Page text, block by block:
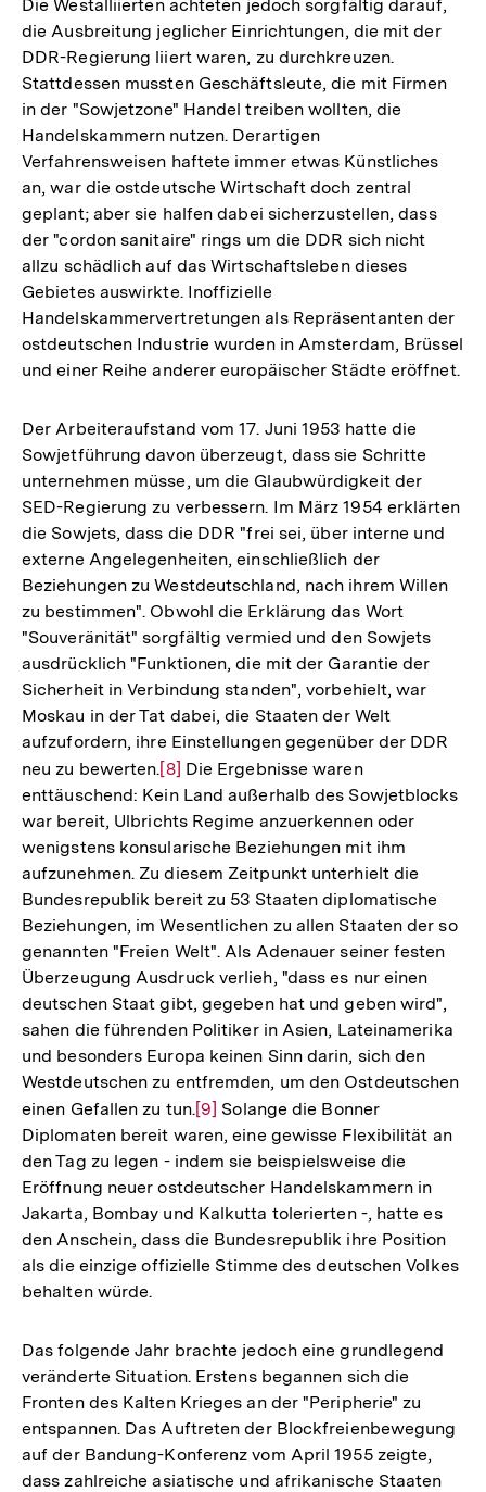
Die Westalliierten achteten jedoch sorgfältig darauf,
die Ausbreitung jeglicher Einrichtungen, die mit der
DDR-Regierung liiert waren, zu durchkreuzen.
Stattdessen mussten Geschäftsleute, die mit Firmen
in der "Sowjetzone" Handel treiben wollten, die
Handelskammern nutzen. Derartigen
Verfahrensweisen haftete immer etwas Künstliches
an, war die ostdeutsche Wirtschaft doch zentral
geplant; aber sie halfen dabei sicherzustellen, dass
der "cordon sanitaire" rings um die DDR sich nicht
allzu schädlich auf das Wirtschaftsleben dieses
Gebietes auswirkte. Inoffizielle
Handelskammervertretungen als Repräsentanten der
ostdeutschen Industrie wurden in Amsterdam, Brüssel
und einer Reihe anderer europäischer Städte eröffnet.
Der Arbeiteraufstand vom 17. Juni 1953 hatte die
Sowjetführung davon überzeugt, dass sie Schritte
unternehmen müsse, um die Glaubwürdigkeit der
SED-Regierung zu verbessern. Im März 1954 erklärten
die Sowjets, dass die DDR "frei sei, über interne und
externe Angelegenheiten, einschließlich der
Beziehungen zu Westdeutschland, nach ihrem Willen
zu bestimmen". Obwohl die Erklärung das Wort
"Souveränität" sorgfältig vermied und den Sowjets
ausdrücklich "Funktionen, die mit der Garantie der
Sicherheit in Verbindung standen", vorbehielt, war
Moskau in der Tat dabei, die Staaten der Welt
aufzufordern, ihre Einstellungen gegenüber der DDR
neu zu bewerten.Zur
Auflösung
der
Fußnote
[8] Die Ergebnisse waren
enttäuschend: Kein Land außerhalb des Sowjetblocks
war bereit, Ulbrichts Regime anzuerkennen oder
wenigstens konsularische Beziehungen mit ihm
aufzunehmen. Zu diesem Zeitpunkt unterhielt die
Bundesrepublik bereit zu 53 Staaten diplomatische
Beziehungen, im Wesentlichen zu allen Staaten der so
genannten "Freien Welt". Als Adenauer seiner festen
Überzeugung Ausdruck verlieh, "dass es nur einen
deutschen Staat gibt, gegeben hat und geben wird",
sahen die führenden Politiker in Asien, Lateinamerika
und besonders Europa keinen Sinn darin, sich den
Westdeutschen zu entfremden, um den Ostdeutschen
einen Gefallen zu tun.Zur
Auflösung
der
Fußnote
[9] Solange die Bonner
Diplomaten bereit waren, eine gewisse Flexibilität an
den Tag zu legen - indem sie beispielsweise die
Eröffnung neuer ostdeutscher Handelskammern in
Jakarta, Bombay und Kalkutta tolerierten -, hatte es
den Anschein, dass die Bundesrepublik ihre Position
als die einzige offizielle Stimme des deutschen Volkes
behalten würde.
Das folgende Jahr brachte jedoch eine grundlegend
veränderte Situation. Erstens begannen sich die
Fronten des Kalten Krieges an der "Peripherie" zu
entspannen. Das Auftreten der Blockfreienbewegung
auf der Bandung-Konferenz vom April 1955 zeigte,
dass zahlreiche asiatische und afrikanische Staaten